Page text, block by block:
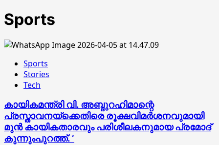
Sports
Sports
Stories
Tech
കായികമന്ത്രി വി. അബ്ദുറഹിമാന്റെ
പ്രസ്താവനയ്‌ക്കെതിരെ രൂക്ഷവിമര്‍ശനവുമായി
മുന്‍ കായികതാരവും പരിശീലകനുമായ പ്രമോദ്
കുന്നുംപുറത്ത്. ‘